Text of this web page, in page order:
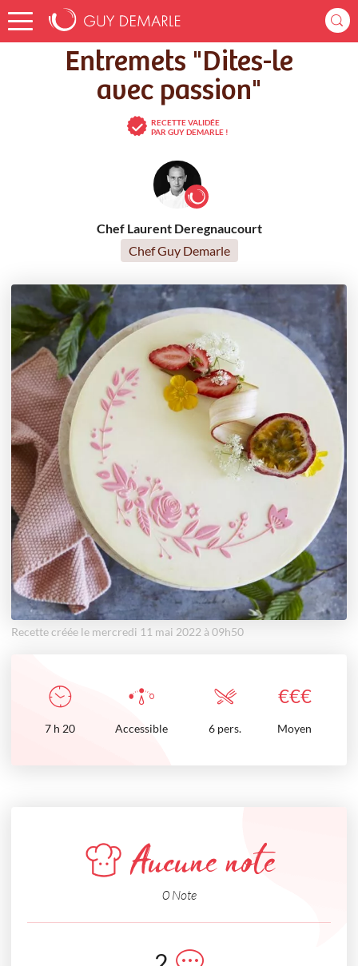
Accueil Recettes Entremets "Dites-le avec passion"
Entremets "Dites-le
avec passion"
RECETTE VALIDÉE
PAR GUY DEMARLE !
Chef Laurent Deregnaucourt
Chef Guy Demarle
Recette créée le mercredi 11 mai 2022 à 09h50
€€€
7 h 20 Accessible 6 pers. Moyen
Aucune note
0 Note